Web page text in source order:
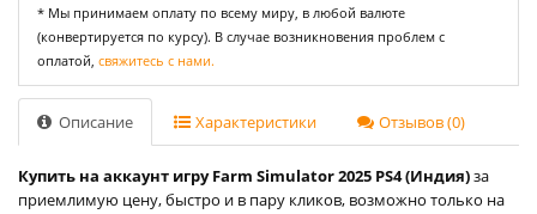
* Мы принимаем оплату по всему миру, в любой валюте
(конвертируется по курсу). В случае возникновения проблем с
оплатой, свяжитесь с нами.
Описание Характеристики Отзывов (0)
Купить на аккаунт игру Farm Simulator 2025 PS4 (Индия)за
приемлимую цену, быстро и в пару кликов, возможно только на